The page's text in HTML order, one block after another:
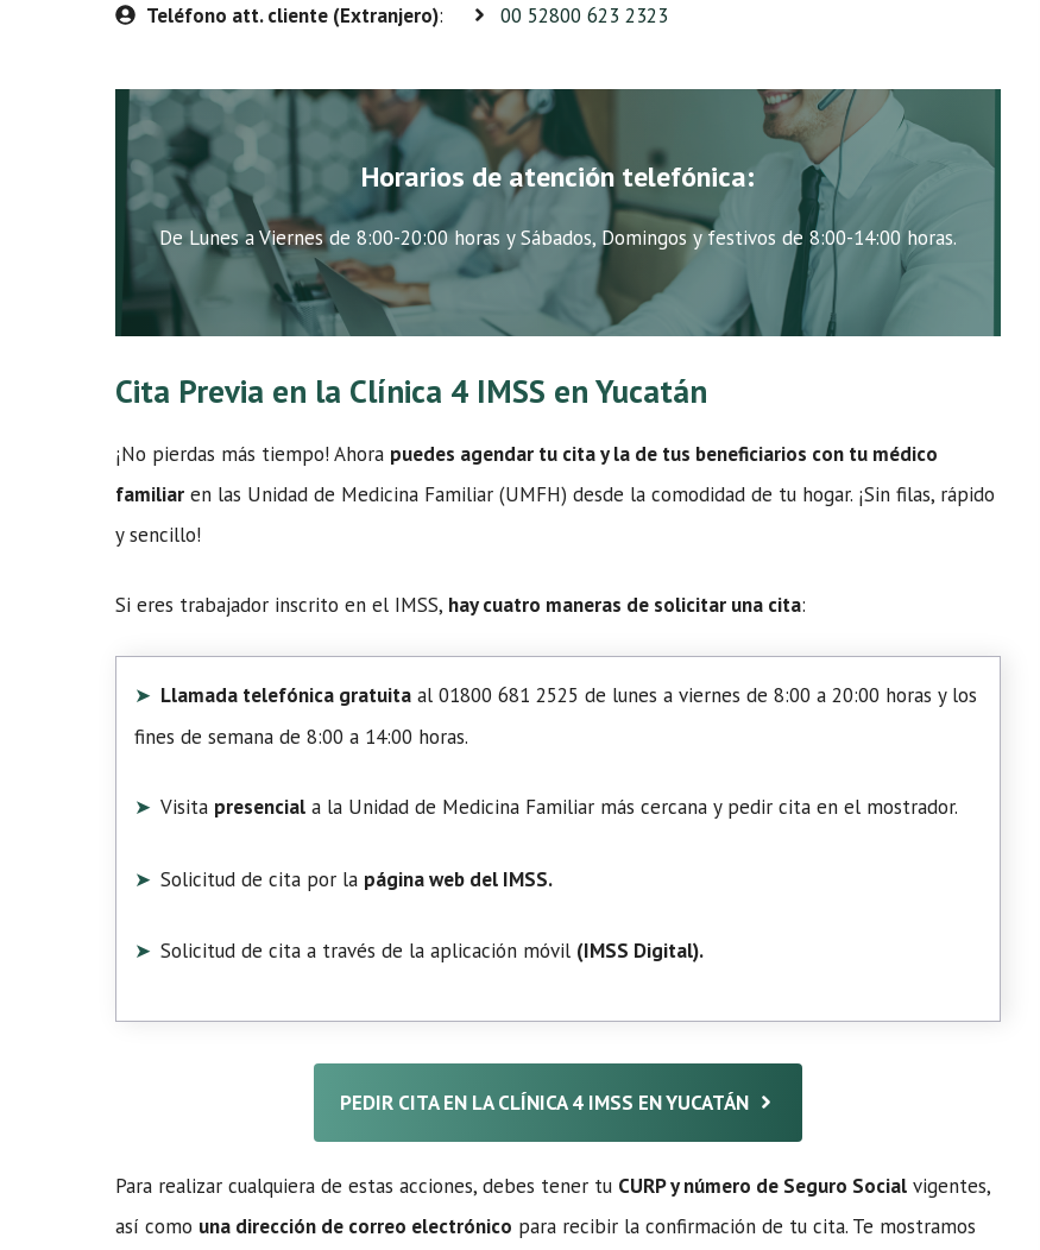
Teléfono att. cliente (Extranjero): 00 52800 623 2323
Horarios de atención telefónica:
De Lunes a Viernes de 8:00-20:00 horas y Sábados, Domingos y festivos de 8:00-14:00 horas.
Cita Previa en la Clínica 4 IMSS en Yucatán
¡No pierdas más tiempo! Ahora puedes agendar tu cita y la de tus beneficiarios con tu médico
familiar en las Unidad de Medicina Familiar (UMFH) desde la comodidad de tu hogar. ¡Sin filas, rápido
y sencillo!
Si eres trabajador inscrito en el IMSS, hay cuatro maneras de solicitar una cita:
Llamada telefónica gratuita al 01800 681 2525 de lunes a viernes de 8:00 a 20:00 horas y los
fines de semana de 8:00 a 14:00 horas.
Visita presencial a la Unidad de Medicina Familiar más cercana y pedir cita en el mostrador.
Solicitud de cita por la página web del IMSS.
Solicitud de cita a través de la aplicación móvil (IMSS Digital).
PEDIR CITA EN LA CLÍNICA 4 IMSS EN YUCATÁN
Para realizar cualquiera de estas acciones, debes tener tu CURP y número de Seguro Social vigentes,
así como una dirección de correo electrónico para recibir la confirmación de tu cita. Te mostramos